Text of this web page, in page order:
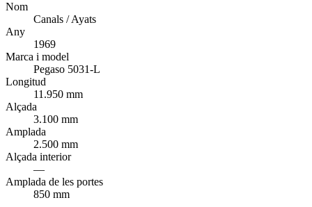
Nom
Canals / Ayats
Any
1969
Marca i model
Pegaso 5031-L
Longitud
11.950 mm
Alçada
3.100 mm
Amplada
2.500 mm
Alçada interior
—
Amplada de les portes
850 mm